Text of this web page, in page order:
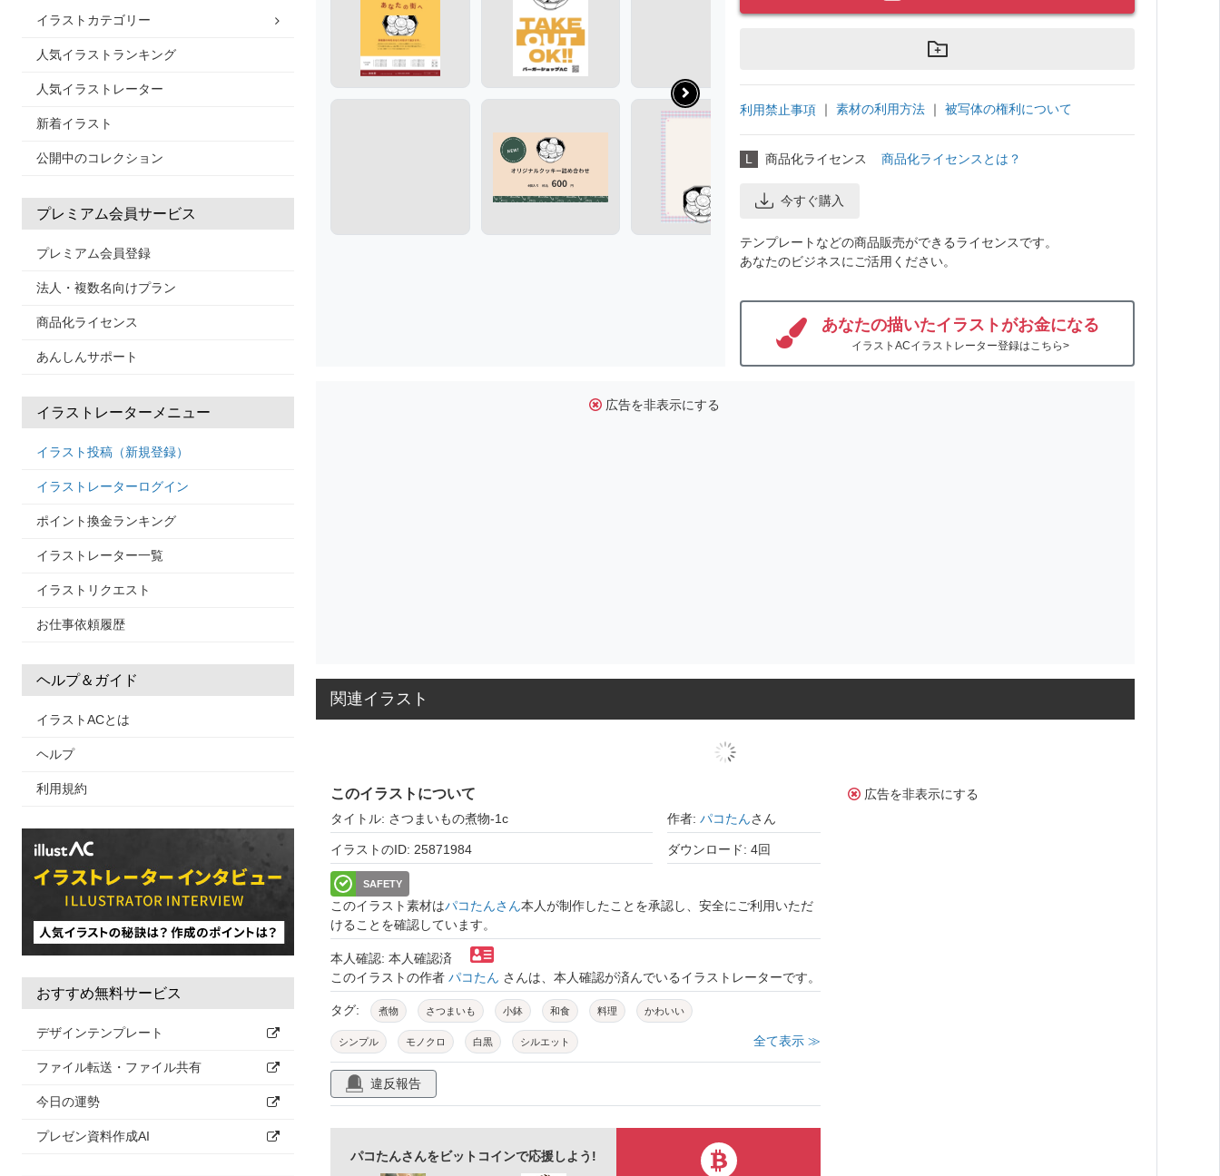
イラストカテゴリー
人気イラストランキング
人気イラストレーター
新着イラスト
公開中のコレクション
プレミアム会員サービス
プレミアム会員登録
法人・複数名向けプラン
商品化ライセンス
あんしんサポート
イラストレーターメニュー
イラスト投稿（新規登録）
イラストレーターログイン
ポイント換金ランキング
イラストレーター一覧
イラストリクエスト
お仕事依頼履歴
ヘルプ＆ガイド
イラストACとは
ヘルプ
利用規約
おすすめ無料サービス
デザインテンプレート
ファイル転送・ファイル共有
今日の運勢
プレゼン資料作成AI
利用禁止事項 ｜ 素材の利用方法 ｜ 被写体の権利について
L 商品化ライセンス 商品化ライセンスとは？
今すぐ購入
テンプレートなどの商品販売ができるライセンスです。
あなたのビジネスにご活用ください。
あなたの描いたイラストがお金になる
イラストACイラストレーター登録はこちら>
広告を非表示にする
関連イラスト
このイラストについて
タイトル: さつまいもの煮物-1c 作者: パコたんさん
イラストのID: 25871984 ダウンロード: 4回
SAFETY
このイラスト素材はパコたんさん本人が制作したことを承認し、安全にご利用いただ
けることを確認しています。
本人確認: 本人確認済
このイラストの作者 パコたん さんは、本人確認が済んでいるイラストレーターです。
タグ: 煮物 さつまいも 小鉢 和食 料理 かわいい
シンプル モノクロ 白黒 シルエット 全て表示 ≫
違反報告
パコたんさんをビットコインで応援しよう!
広告を非表示にする